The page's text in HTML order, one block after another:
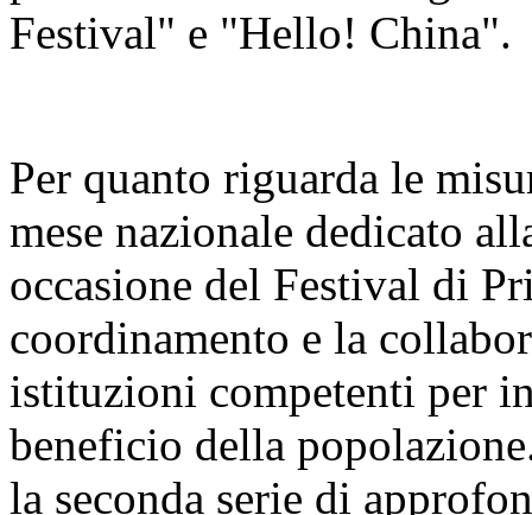
Festival" e "Hello! China".
Per quanto riguarda le
mese nazionale dedicato
occasione del Festival di
coordinamento e la
istituzioni competenti per
beneficio della
la seconda serie di